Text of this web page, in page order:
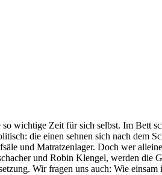
wichtige Zeit für sich selbst. Im Bett
die einen sehnen sich nach dem
und Matratzenlager. Doch wer
und Robin Klengel, werden die
Wir fragen uns auch: Wie einsam